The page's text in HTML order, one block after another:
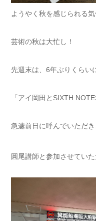
ようやく秋を感じられる
芸術の秋は大忙し！
先週末は、6年ぶりくらい
「アイ岡田とSIXTH
急遽前日に呼んでいただき
圓尾講師と参加させてい